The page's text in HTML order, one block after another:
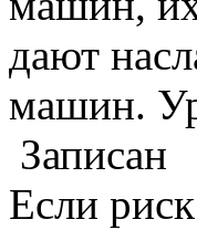
дают
машин.
Записан
Если